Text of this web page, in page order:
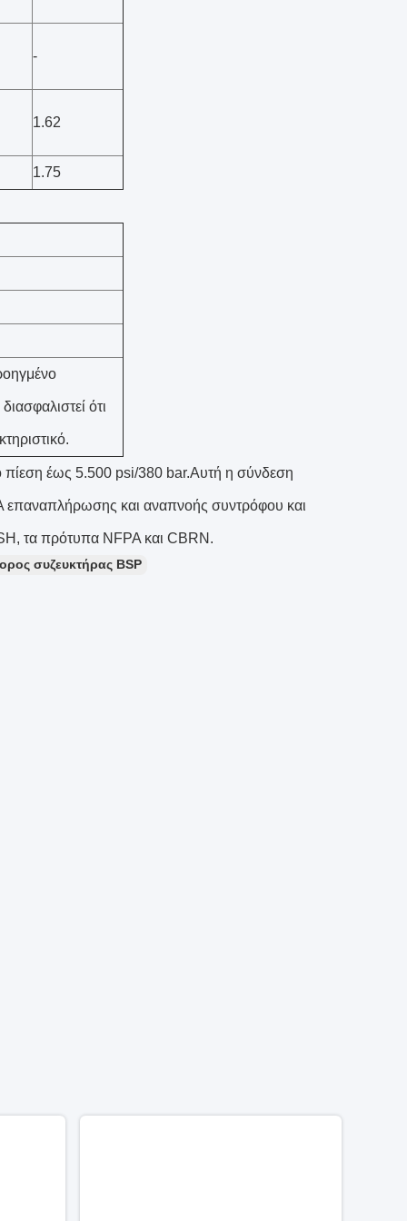
-
1.62
1.75
ότι
πίεση έως 5.500 psi/380 bar.Αυτή η σύνδεση
επαναπλήρωσης και αναπνοής συντρόφου και
τα πρότυπα NFPA και CBRN.
συζευκτήρας BSP